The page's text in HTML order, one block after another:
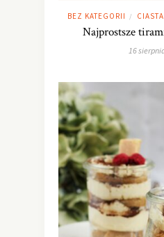
BEZ KATEGORII /
Najprostsze
16